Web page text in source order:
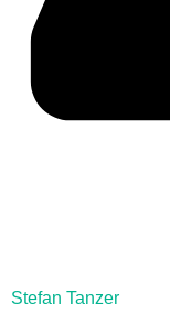
Stefan Tanzer